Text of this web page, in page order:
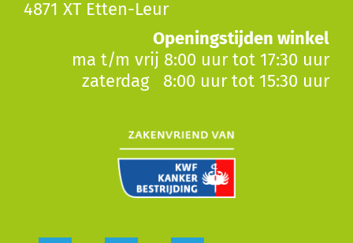
4871 XT Etten-Leur
Openingstijden winkel
ma t/m vrij 8:00 uur tot 17:30 uur
zaterdag 8:00 uur tot 15:30 uur